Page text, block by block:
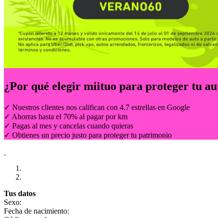
¿Por qué elegir miituo para proteger tu
✓ Nuestros clientes nos califican con 4.7 estrellas en Google
✓ Ahorras hasta el 70% al pagar por km
✓ Pagas al mes y cancelas cuando quieras
✓ Obtienes un precio justo para proteger tu patrimonio
Tus datos
Sexo:
Fecha de nacimiento: